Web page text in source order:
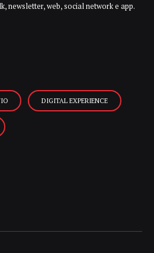
newsletter, web, social network e app.
DIGITAL EXPERIENCE